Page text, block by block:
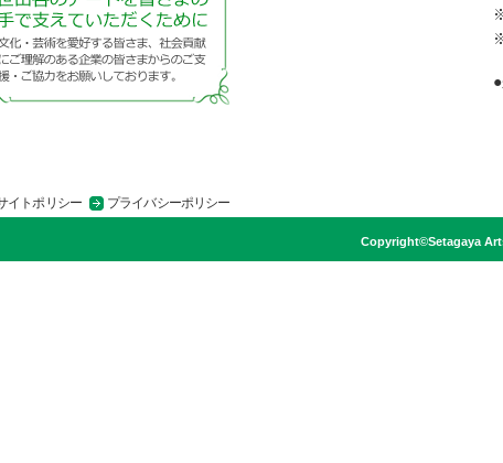
イトポリシー プライバシーポリシー
Copyright©Setagaya